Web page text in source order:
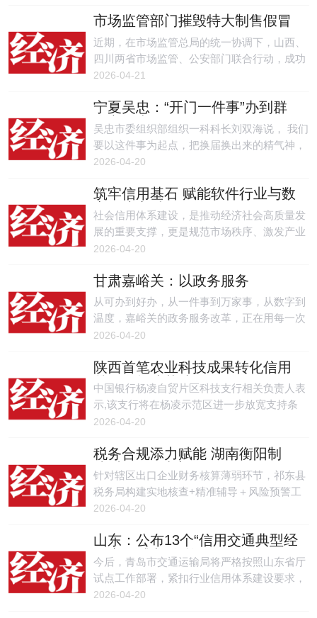
难题，为实体经济发展注入强劲动力。
市场监管部门摧毁特大制售假冒
白酒网络
近期，在市场监管总局的统一协调下，山西、
四川两省市场监管、公安部门联合行动，成功
摧毁一个特大制售商标侵权和伪劣白酒的违法
2026-04-21
宁夏吴忠：“开门一件事”办到群
众心坎上
吴忠市委组织部组织一科科长刘双海说， 我们
要以这件事为起点，把换届换出来的精气神，
迅速转化为服务群众、推动发展的行动力。
2026-04-20
筑牢信用基石 赋能软件行业与数
字经济高质量发展
社会信用体系建设，是推动经济社会高质量发
展的重要支撑，更是规范市场秩序、激发产业
活力的关键保障。
2026-04-20
甘肃嘉峪关：以政务服务
之“变”换群众办事之“便”
从可办到好办，从一件事到万家事，从数字到
温度，嘉峪关的政务服务改革，正在用每一次
用心的服务、每一个暖心的细节，诠释着以人
2026-04-20
陕西首笔农业科技成果转化信用
贷款在杨凌落地
中国银行杨凌自贸片区科技支行相关负责人表
示,该支行将在杨凌示范区进一步放宽支持条
件,凡与区内科研院所签订科技成果转化协议的
广阶段均可获得金融支持,为全省农业科技成果
转化提供可复制、可推广的样板。
2026-04-20
税务合规添力赋能 湖南衡阳制
造“出海”更从容
针对辖区出口企业财务核算薄弱环节，祁东县
税务局构建实地核查+精准辅导＋风险预警工
作模式，以祁东美皇制衣有限公司为例，该公
进项税额区分不清晰等问题，税务部门及时对
接，精准指导企业建立进项税额抵扣专项核算
台账。
2026-04-20
山东：公布13个“信用交通典型经
验应用试点”名单
今后，青岛市交通运输局将严格按照山东省厅
试点工作部署，紧扣行业信用体系建设要求，
持续深化信用场景应用，强化部门协同联动，
2026-04-20